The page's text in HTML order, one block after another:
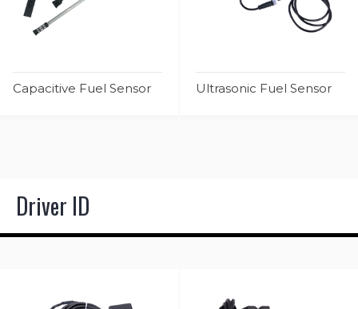
Capacitive Fuel Sensor Ultrasonic Fuel Sensor
Driver ID